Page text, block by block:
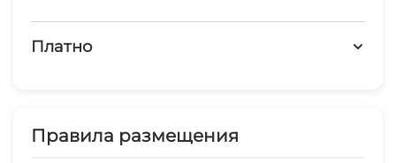
Автостоянка
запрещено курить в номерах
Платно
Правила размещения